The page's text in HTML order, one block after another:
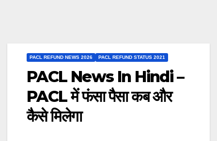
PACL REFUND NEWS 2026 PACL REFUND STATUS 2021
PACL News In Hindi –
PACL में फंसा पैसा कब और
कैसे मिलेगा